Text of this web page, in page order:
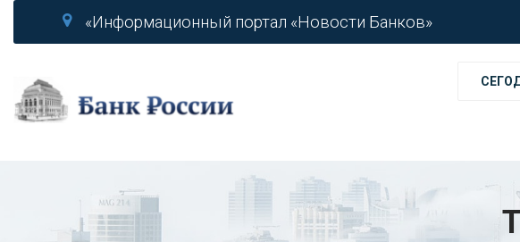
«Информационный портал «Новости Банков»